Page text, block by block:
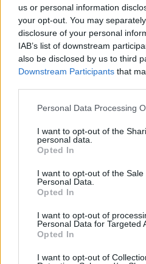
us or personal information
your opt-out. You may
disclosure of your personal
IAB’s list of downstream
also be disclosed by us to third
Downstream Participants that
Please note that this website/
not limited to your visit or usage
grant or deny consent to
use your data for below
consent section.
Personal Data Processing
I want to opt-out of the
personal data.
Opted In
I want to opt-out of the Sale
Personal Data.
Opted In
I want to opt-out of
Personal Data for Targeted
Opted In
I want to opt-out of
Το τρέξιμο χαρίζει υγεία
το άγχος και μας κάνει πιο
ανθρώπους - Μήπως ήρθε η
τρέξιμο στα σοβαρά;
05.11.2020, 09:36